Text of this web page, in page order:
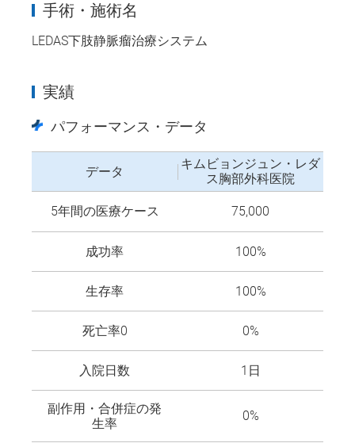
手術・施術名
LEDAS下肢静脈瘤治療システム
実績
パフォーマンス・データ
データ
キムビョンジュン・レダ
ス胸部外科医院
5年間の医療ケース 75,000
成功率 100%
生存率 100%
死亡率0 0%
入院日数 1日
副作用・合併症の発
生率
0%